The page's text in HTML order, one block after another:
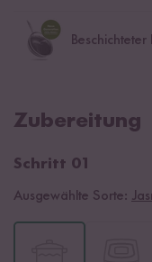
Zubereitung
Schritt 01
Ausgewählte Sorte: